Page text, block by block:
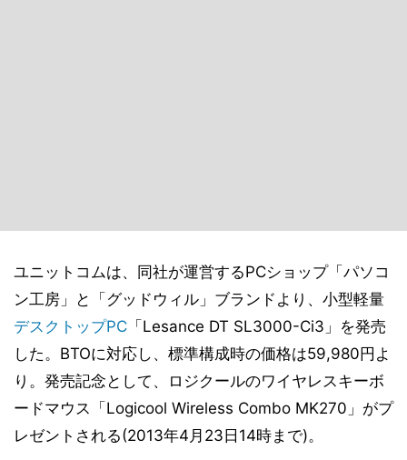
ユニットコムは、同社が運営するPCショップ「パソコ
ン工房」と「グッドウィル」ブランドより、小型軽量
デスクトップPC 「Lesance DT SL3000-Ci3」を発売
した。BTOに対応し、標準構成時の価格は59,980円よ
り。発売記念として、ロジクールのワイヤレスキーボ
ードマウス「Logicool Wireless Combo MK270」がプ
レゼントされる(2013年4月23日14時まで)。